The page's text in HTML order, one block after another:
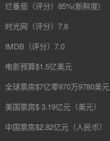
烂番茄（评分）85%(新鲜度)
时光网（评分）7.8
IMDB（评分）7.0
电影预算$1.5亿美元
全球票房$7亿零970万9780美元
美国票房$ 3.19亿元（美元）
中国票房$2.82亿元（人民币）